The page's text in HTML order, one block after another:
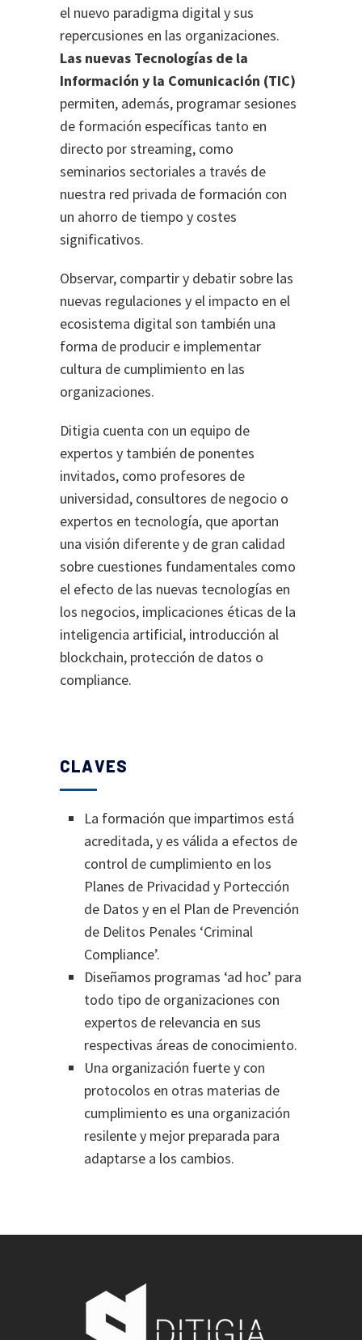
el nuevo paradigma digital y sus
repercusiones en las organizaciones.
Las nuevas Tecnologías de la
Información y la Comunicación (TIC)
permiten, además, programar sesiones
de formación específicas tanto en
directo por streaming, como
seminarios sectoriales a través de
nuestra red privada de formación con
un ahorro de tiempo y costes
significativos.
Observar, compartir y debatir sobre las
nuevas regulaciones y el impacto en el
ecosistema digital son también una
forma de producir e implementar
cultura de cumplimiento en las
organizaciones.
Ditigia cuenta con un equipo de
expertos y también de ponentes
invitados, como profesores de
universidad, consultores de negocio o
expertos en tecnología, que aportan
una visión diferente y de gran calidad
sobre cuestiones fundamentales como
el efecto de las nuevas tecnologías en
los negocios, implicaciones éticas de la
inteligencia artificial, introducción al
blockchain, protección de datos o
compliance.
CLAVES
La formación que impartimos está
acreditada, y es válida a efectos de
control de cumplimiento en los
Planes de Privacidad y Portección
de Datos y en el Plan de Prevención
de Delitos Penales ‘Criminal
Compliance’.
Diseñamos programas ‘ad hoc’ para
todo tipo de organizaciones con
expertos de relevancia en sus
respectivas áreas de conocimiento.
Una organización fuerte y con
protocolos en otras materias de
cumplimiento es una organización
resilente y mejor preparada para
adaptarse a los cambios.